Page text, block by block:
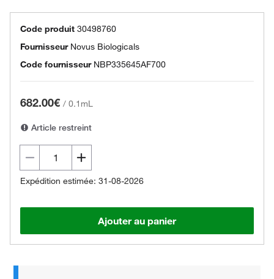
Code produit 30498760
Fournisseur Novus Biologicals
Code fournisseur NBP335645AF700
682.00€ / 0.1mL
Article restreint
Expédition estimée: 31-08-2026
Ajouter au panier